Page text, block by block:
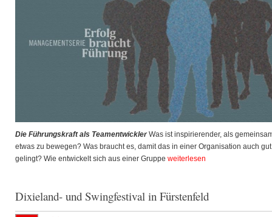
Die Führungskraft als Teamentwickler Was ist inspirierender, als
etwas zu bewegen? Was braucht es, damit das in einer Organisation auch gut
gelingt? Wie entwickelt sich aus einer Gruppe weiterlesen
Dixieland- und Swingfestival in Fürstenfeld